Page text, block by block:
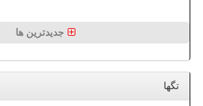
جدیدترین ها
تگها